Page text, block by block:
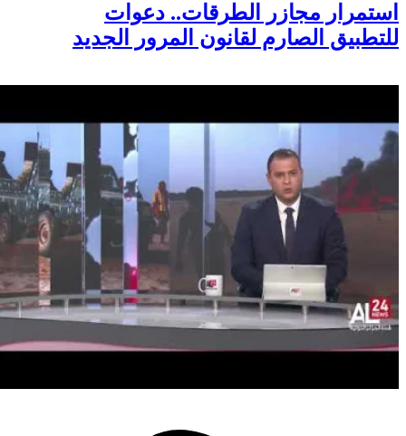
استمرار مجازر الطرقات.. دعوات
للتطبيق الصارم لقانون المرور الجديد